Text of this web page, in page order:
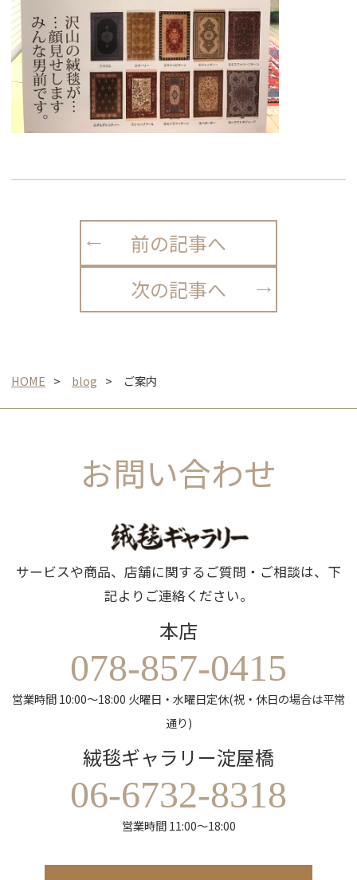
前の記事へ
次の記事へ
HOME blog ご案内
お問い合わせ
サービスや商品、店舗に関するご質問・ご相談は、下
記よりご連絡ください。
本店
078-857-0415
営業時間 10:00～18:00 火曜日・水曜日定休(祝・休日の場合は平常
通り)
絨毯ギャラリー淀屋橋
06-6732-8318
営業時間 11:00～18:00